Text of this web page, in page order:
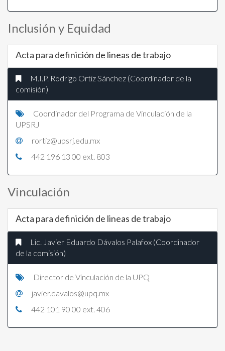
Inclusión y Equidad
Acta para definición de lineas de trabajo
M.I.P. Rodrigo Ortiz Sánchez (Coordinador de la
comisión)
Coordinador del Programa de Vinculación de la
UPSRJ
rortiz@upsrj.edu.mx
442 196 13 00 ext. 803
Vinculación
Acta para definición de lineas de trabajo
Lic. Javier Eduardo Dávalos Palafox (Coordinador
de la comisión)
Director de Vinculación de la UPQ
javier.davalos@upq.mx
442 101 90 00 ext. 406